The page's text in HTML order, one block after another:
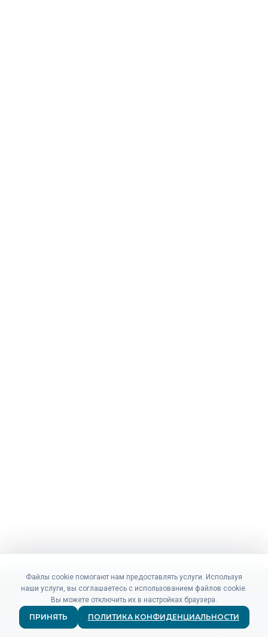
Файлы cookie помогают нам предоставлять услуги. Используя
наши услуги, вы соглашаетесь с использованием файлов cookie.
Вы можете отключить их в настройках браузера.
ПРИНЯТЬ ПОЛИТИКА КОНФИДЕНЦИАЛЬНОСТИ